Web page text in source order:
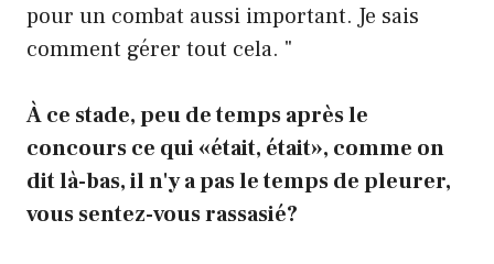
pour un combat aussi important. Je sais
comment gérer tout cela. "
À ce stade, peu de temps après le
concours ce qui «était, était», comme on
dit là-bas, il n'y a pas le temps de pleurer,
vous sentez-vous rassasié?